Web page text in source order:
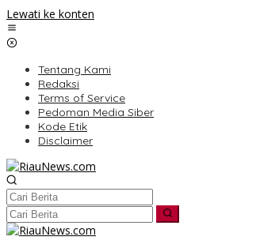
Lewati ke konten
Tentang Kami
Redaksi
Terms of Service
Pedoman Media Siber
Kode Etik
Disclaimer